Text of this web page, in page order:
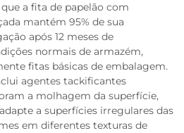
a fita de papelão com
mantém 95% de sua
após 12 meses de
normais de armazém,
fitas básicas de embalagem.
agentes tackificantes
a molhagem da superfície,
a superfícies irregulares das
em diferentes texturas de